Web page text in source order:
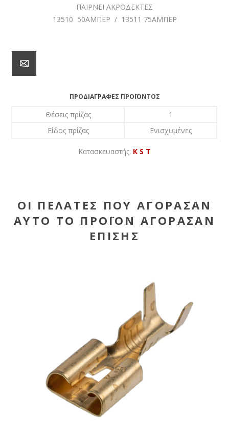
ΠΑΙΡΝΕΙ ΑΚΡΟΔΕΚΤΕΣ
13510 50ΑΜΠΕΡ / 13511 75ΑΜΠΕΡ
ΠΡΟΔΙΑΓΡΑΦΈΣ ΠΡΟΪΌΝΤΟΣ
Θέσεις πρίζας
1
Είδος πρίζας
Ενισχυμένες
Κατασκευαστής: K S T
ΟΙ ΠΕΛΆΤΕΣ ΠΟΥ ΑΓΌΡΑΣΑΝ
ΑΥΤΌ ΤΟ ΠΡΟΪΌΝ ΑΓΌΡΑΣΑΝ
ΕΠΊΣΗΣ